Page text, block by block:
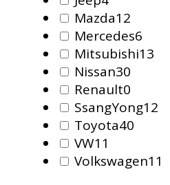
Mazda12
Mercedes6
Mitsubishi13
Nissan30
Renault0
SsangYong12
Toyota40
VW11
Volkswagen11